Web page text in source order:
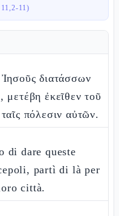
11)
διατάσσων
μετέβη ἐκεῖθεν τοῦ
πόλεσιν αὐτῶν.
di dare queste
partì di là per
città.